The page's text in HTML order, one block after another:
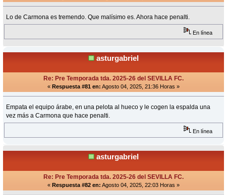
Lo de Carmona es tremendo. Que malísimo es. Ahora hace penalti.
En línea
asturgabriel
Re: Pre Temporada tda. 2025-26 del SEVILLA FC.
« Respuesta #81 en: Agosto 04, 2025, 21:36 Horas »
Empata el equipo árabe, en una pelota al hueco y le cogen la espalda una
vez más a Carmona que hace penalti.
En línea
asturgabriel
Re: Pre Temporada tda. 2025-26 del SEVILLA FC.
« Respuesta #82 en: Agosto 04, 2025, 22:03 Horas »